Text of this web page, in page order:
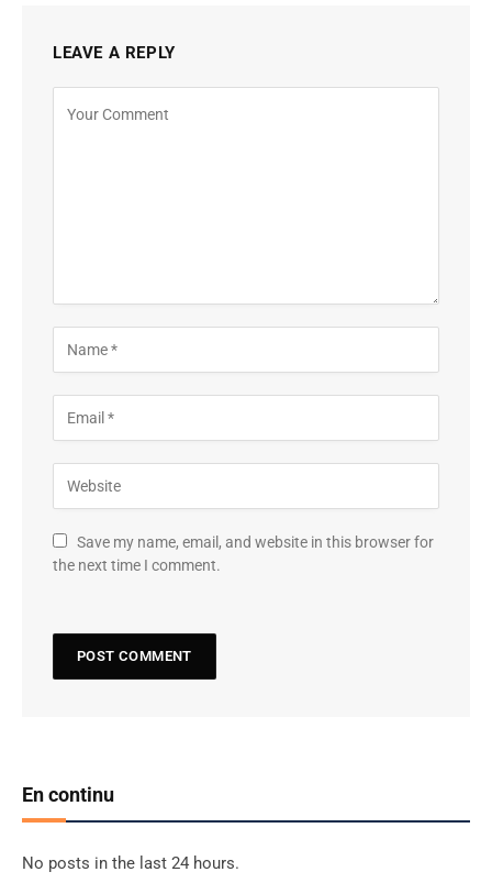
LEAVE A REPLY
Save my name, email, and website in this browser for
the next time I comment.
En continu
No posts in the last 24 hours.